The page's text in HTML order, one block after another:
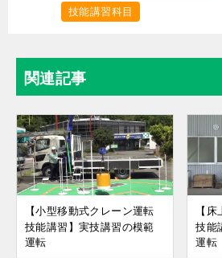
技能講習科目
関連記事
【小型移動式クレーン運転
技能講習】実技講習の模範
運転
【
技能
運転